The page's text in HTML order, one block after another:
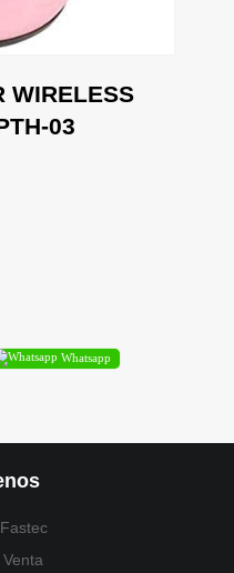
WIRELESS
03
Whatsapp